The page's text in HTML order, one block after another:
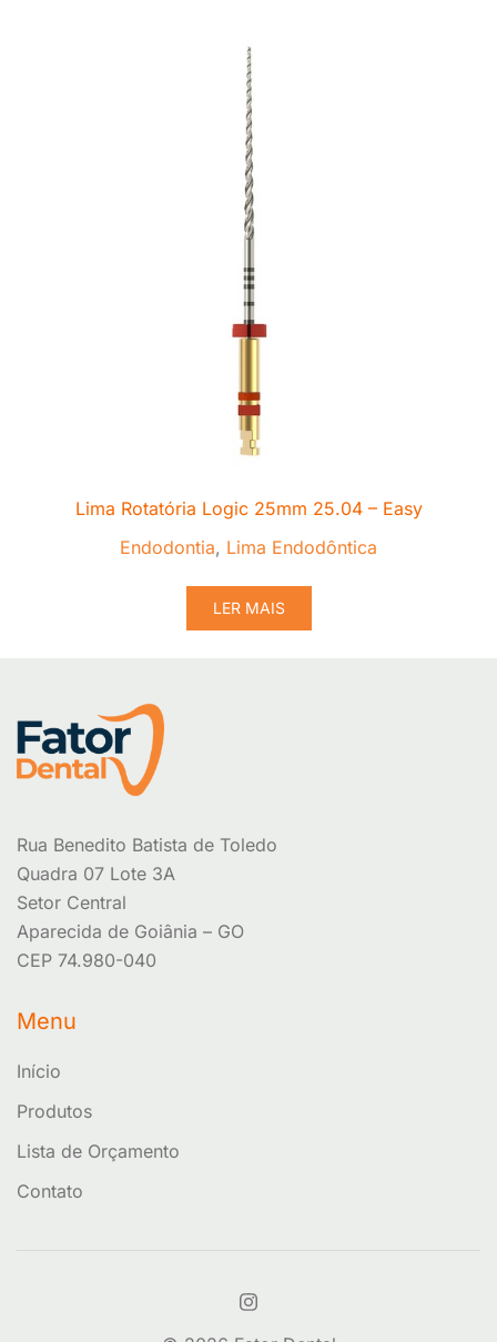
Lima Rotatória Logic 25mm 25.04 – Easy
Endodontia, Lima Endodôntica
LER MAIS
Rua Benedito Batista de Toledo
Quadra 07 Lote 3A
Setor Central
Aparecida de Goiânia – GO
CEP 74.980-040
Menu
Início
Produtos
Lista de Orçamento
Contato